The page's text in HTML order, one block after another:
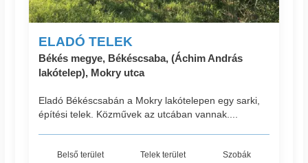
ELADÓ TELEK
Békés megye, Békéscsaba, (Áchim András
lakótelep), Mokry utca
Eladó Békéscsabán a Mokry lakótelepen egy sarki,
építési telek. Közművek az utcában vannak....
Belső terület Telek terület Szobák